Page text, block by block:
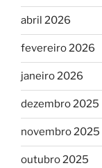
abril 2026
fevereiro 2026
janeiro 2026
dezembro 2025
novembro 2025
outubro 2025